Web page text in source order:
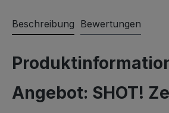
Beschreibung Bewertungen
Angebot: SHOT!